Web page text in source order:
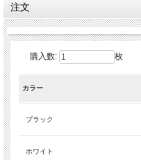
注文
購入数: 枚
カラー
ブラック
ホワイト